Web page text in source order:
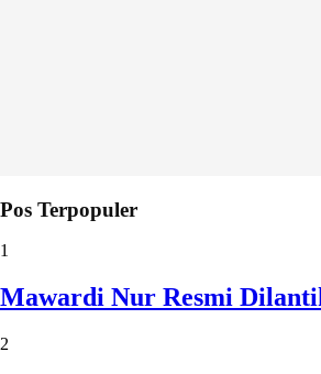
Pos Terpopuler
1
Mawardi Nur Resmi
2